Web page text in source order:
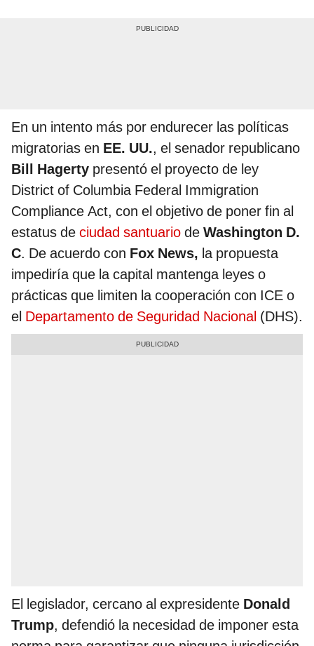
En un intento más por endurecer las políticas
migratorias en EE. UU., el senador republicano
Bill Hagerty presentó el proyecto de ley
District of Columbia Federal Immigration
Compliance Act, con el objetivo de poner fin al
estatus de ciudad santuario de Washington D.
C. De acuerdo con Fox News, la propuesta
impediría que la capital mantenga leyes o
prácticas que limiten la cooperación con ICE o
el Departamento de Seguridad Nacional (DHS).
El legislador, cercano al expresidente Donald
Trump, defendió la necesidad de imponer esta